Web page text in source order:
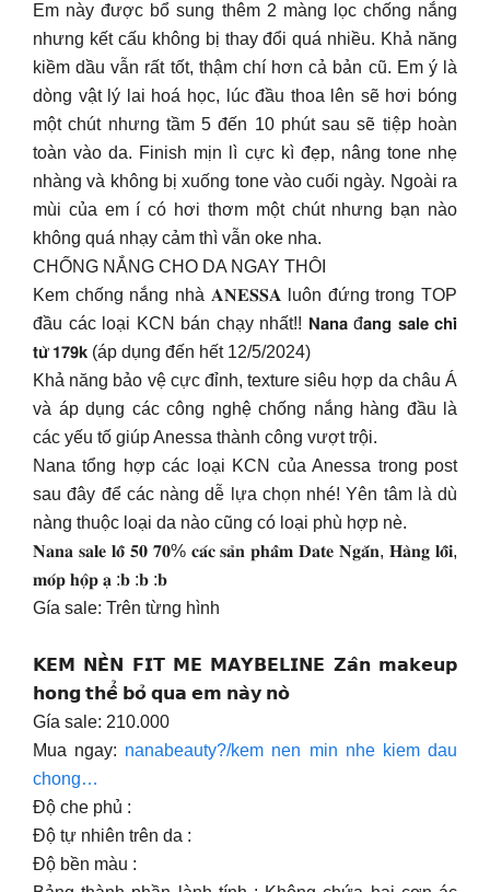
Em này được bổ sung thêm 2 màng lọc chống nắng
nhưng kết cấu không bị thay đổi quá nhiều. Khả năng
kiềm dầu vẫn rất tốt, thậm chí hơn cả bản cũ. Em ý là
dòng vật lý lai hoá học, lúc đầu thoa lên sẽ hơi bóng
một chút nhưng tầm 5 đến 10 phút sau sẽ tiệp hoàn
toàn vào da. Finish mịn lì cực kì đẹp, nâng tone nhẹ
nhàng và không bị xuống tone vào cuối ngày. Ngoài ra
mùi của em í có hơi thơm một chút nhưng bạn nào
không quá nhạy cảm thì vẫn oke nha.
CHỐNG NẮNG CHO DA NGAY THÔI
Kem chống nắng nhà 𝐀𝐍𝐄𝐒𝐒𝐀 luôn đứng trong TOP
đầu các loại KCN bán chạy nhất!! 𝗡𝗮𝗻𝗮 đ𝗮𝗻𝗴 𝘀𝗮𝗹𝗲 𝗰𝗵𝗶̉
𝘁𝘂̛̀ 𝟭𝟳𝟵𝗸 (áp dụng đến hết 12/5/2024)
Khả năng bảo vệ cực đỉnh, texture siêu hợp da châu Á
và áp dụng các công nghệ chống nắng hàng đầu là
các yếu tố giúp Anessa thành công vượt trội.
Nana tổng hợp các loại KCN của Anessa trong post
sau đây để các nàng dễ lựa chọn nhé! Yên tâm là dù
nàng thuộc loại da nào cũng có loại phù hợp nè.
𝐍𝐚𝐧𝐚 𝐬𝐚𝐥𝐞 𝐥𝐨̂̃ 𝟓𝟎 𝟕𝟎% 𝐜𝐚́𝐜 𝐬𝐚̉𝐧 𝐩𝐡𝐚̂̉𝐦 𝐃𝐚𝐭𝐞 𝐍𝐠𝐚̆́𝐧, 𝐇𝐚̀𝐧𝐠 𝐥𝐨̂̃𝐢,
𝐦𝐨́𝐩 𝐡𝐨̣̂𝐩 𝐚̣ :𝐛 :𝐛 :𝐛
Gía sale: Trên từng hình
𝗞𝗘𝗠 𝗡𝗘̂̀𝗡 𝗙𝗜𝗧 𝗠𝗘 𝗠𝗔𝗬𝗕𝗘𝗟𝗜𝗡𝗘 𝗭𝗮̂𝗻 𝗺𝗮𝗸𝗲𝘂𝗽
𝗵𝗼𝗻𝗴 𝘁𝗵𝗲̂̉ 𝗯𝗼̉ 𝗾𝘂𝗮 𝗲𝗺 𝗻𝗮̀𝘆 𝗻𝗼̀
Gía sale: 210.000
Mua ngay: nanabeauty?/kem nen min nhe kiem dau
chong…
Độ che phủ :
Độ tự nhiên trên da :
Độ bền màu :